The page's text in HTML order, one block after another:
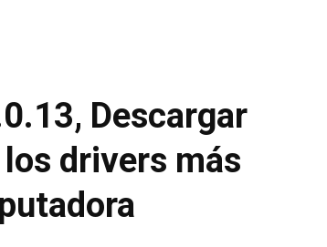
Descargar
drivers más